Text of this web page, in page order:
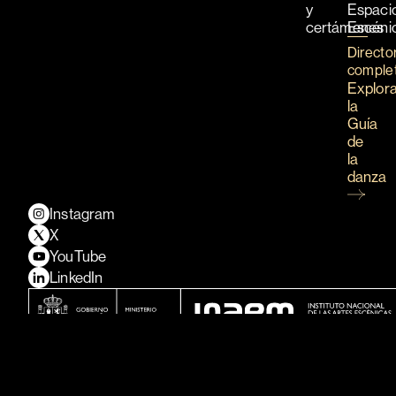
y
certámenes
la
Guía
de
la
danza
Instagram
X
YouTube
LinkedIn